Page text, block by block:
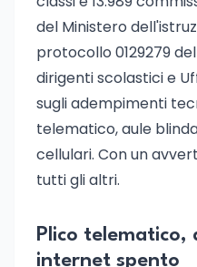
del Ministero
protocollo 0129279
dirigenti scolastici e
sugli adempimenti
telematico, aule
cellulari. Con un
tutti gli altri.
Plico telematico,
internet spento